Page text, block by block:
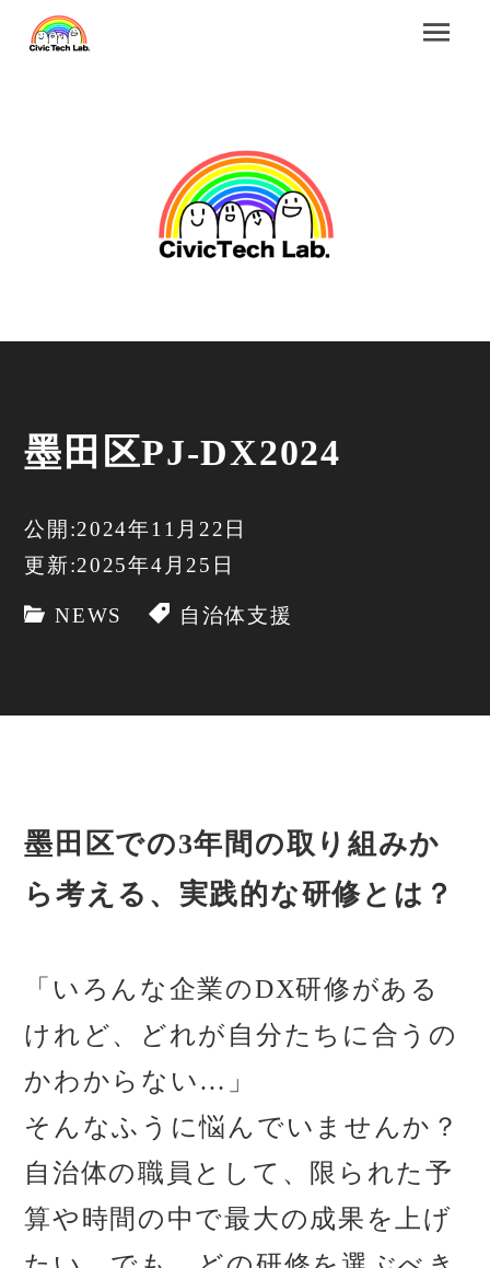
墨田区PJ-DX2024
公開:2024年11月22日
更新:2025年4月25日
NEWS 自治体支援
墨田区での3年間の取り組みか
ら考える、実践的な研修とは？
「いろんな企業のDX研修がある
けれど、どれが自分たちに合うの
かわからない…」
そんなふうに悩んでいませんか？
自治体の職員として、限られた予
算や時間の中で最大の成果を上げ